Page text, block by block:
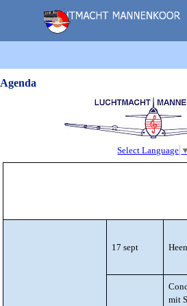
Agenda
Select Language ▼
17 sept
mit